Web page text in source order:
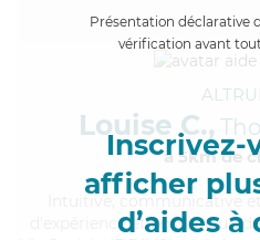
Présentation déclarative
vérification avant
Inscrivez-
afficher
d’aides
Louise C.,
à 5km de
, communicative
d'expérience et possède un